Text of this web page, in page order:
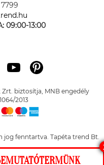
09:00-13:00
biztosítja, MNB engedély
2013
jog fenntartva. Tapéta trend Bt.